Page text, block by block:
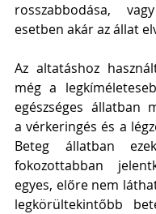
rosszabbodása,
esetben akár az állat
Az altatáshoz
még a
egészséges állatban
a vérkeringés és a
Beteg állatban
fokozottabban
egyes, előre nem
legkörültekintőbb